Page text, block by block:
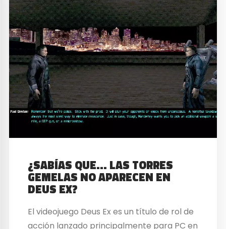
¿SABÍAS QUE… LAS TORRES
GEMELAS NO APARECEN EN
DEUS EX?
El videojuego Deus Ex es un título de rol de
acción lanzado principalmente para PC en